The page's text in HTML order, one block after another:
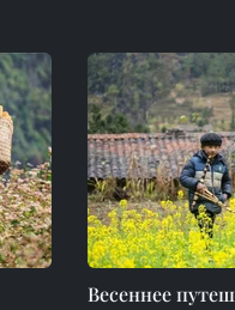
Весеннее